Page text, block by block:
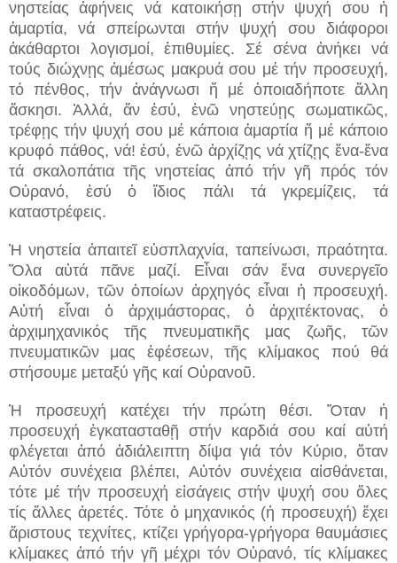
νηστείας ἀφήνεις νά κατοικήσῃ στήν ψυχή σου ἡ
ἁμαρτία, νά σπείρωνται στήν ψυχή σου διάφοροι
ἀκάθαρτοι λογισμοί, ἐπιθυμίες. Σέ σένα ἀνήκει νά
τούς διώχνῃς ἀμέσως μακρυά σου μέ τήν προσευχή,
τό πένθος, τήν ἀνάγνωσι ἤ μέ ὁποιαδήποτε ἄλλη
ἄσκησι. Ἀλλά, ἄν ἐσύ, ἐνῶ νηστεύῃς σωματικῶς,
τρέφῃς τήν ψυχή σου μέ κάποια ἁμαρτία ἤ μέ κάποιο
κρυφό πάθος, νά! ἐσύ, ἐνῶ ἀρχίζῃς νά χτίζῃς ἕνα-ἕνα
τά σκαλοπάτια τῆς νηστείας ἀπό τήν γῆ πρός τόν
Οὐρανό, ἐσύ ὁ ἴδιος πάλι τά γκρεμίζεις, τά
καταστρέφεις.
Ἡ νηστεία ἀπαιτεῖ εὐσπλαχνία, ταπείνωσι, πραότητα.
Ὅλα αὐτά πᾶνε μαζί. Εἶναι σάν ἕνα συνεργεῖο
οἰκοδόμων, τῶν ὁποίων ἀρχηγός εἶναι ἡ προσευχή.
Αὐτή εἶναι ὁ ἀρχιμάστορας, ὁ ἀρχιτέκτονας, ὁ
ἀρχιμηχανικός τῆς πνευματικῆς μας ζωῆς, τῶν
πνευματικῶν μας ἐφέσεων, τῆς κλίμακος πού θά
στήσουμε μεταξύ γῆς καί Οὐρανοῦ.
Ἡ προσευχή κατέχει τήν πρώτη θέσι. Ὅταν ἡ
προσευχή ἐγκατασταθῇ στήν καρδιά σου καί αὐτή
φλέγεται ἀπό ἀδιάλειπτη δίψα γιά τόν Κύριο, ὅταν
Αὐτόν συνέχεια βλέπει, Αὐτόν συνέχεια αἰσθάνεται,
τότε μέ τήν προσευχή εἰσάγεις στήν ψυχή σου ὅλες
τίς ἄλλες ἀρετές. Τότε ὁ μηχανικός (ἡ προσευχή) ἔχει
ἄριστους τεχνίτες, κτίζει γρήγορα-γρήγορα θαυμάσιες
κλίμακες ἀπό τήν γῆ μέχρι τόν Οὐρανό, τίς κλίμακες